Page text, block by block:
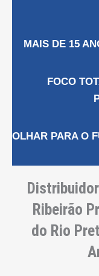
MAIS DE 15
FOCO
OLHAR PARA O
Ribeirão
do Rio